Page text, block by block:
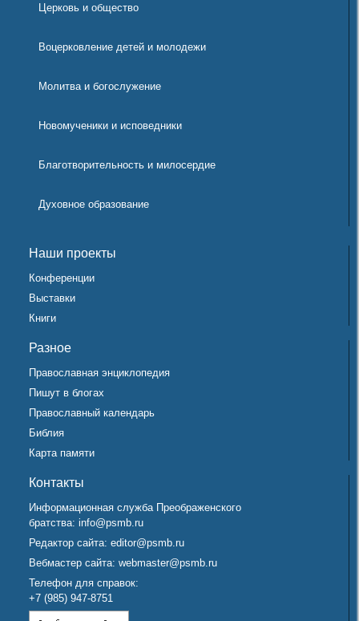
Церковь и общество
Воцерковление детей и молодежи
Молитва и богослужение
Новомученики и исповедники
Благотворительность и милосердие
Духовное образование
Наши проекты
Конференции
Выставки
Книги
Разное
Православная энциклопедия
Пишут в блогах
Православный календарь
Библия
Карта памяти
Контакты
Информационная служба Преображенского
братства: info@psmb.ru
Редактор сайта: editor@psmb.ru
Вебмастер сайта: webmaster@psmb.ru
Телефон для справок:
+7 (985) 947-8751